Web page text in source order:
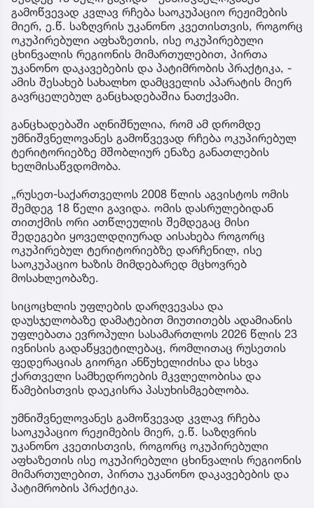
გამოწვევად კვლავ რჩება საოკუპაციო რეჟიმების
მიერ, ე.წ. საზღვრის უკანონო კვეთისთვის, როგორც
ოკუპირებული აფხაზეთის, ისე ოკუპირებული
ცხინვალის რეგიონის მიმართულებით, პირთა
უკანონო დაკავებების და პატიმრობის პრაქტიკა, -
ამის შესახებ სახალხო დამცველის აპარატის მიერ
გავრცელებულ განცხადებაშია ნათქვამი.
განცხადებაში აღნიშნულია, რომ ამ დრომდე
უმნიშვნელოვანეს გამოწვევად რჩება ოკუპირებულ
ტერიტორიებზე მშობლიურ ენაზე განათლების
ხელმისაწვდომობა.
„რუსეთ-საქართველოს 2008 წლის აგვისტოს ომის
შემდეგ 18 წელი გავიდა. ომის დასრულებიდან
თითქმის ორი ათწლეულის შემდეგაც მისი
შედეგები ყოველდღიურად აისახება როგორც
ოკუპირებულ ტერიტორიებზე დარჩენილ, ისე
საოკუპაციო ხაზის მიმდებარედ მცხოვრებ
მოსახლეობაზე.
სიცოცხლის უფლების დარღვევასა და
დაუსჯელობაზე დამატებით მიუთითებს ადამიანის
უფლებათა ევროპული სასამართლოს 2026 წლის 23
ივნისის გადაწყვეტილებაც, რომლითაც რუსეთის
ფედერაციას გიორგი ანწუხელიძისა და სხვა
ქართველი სამხედროების მკვლელობისა და
წამებისთვის დაეკისრა პასუხისმგებლობა.
უმნიშვნელოვანეს გამოწვევად კვლავ რჩება
საოკუპაციო რეჟიმების მიერ, ე.წ. საზღვრის
უკანონო კვეთისთვის, როგორც ოკუპირებული
აფხაზეთის ისე ოკუპირებული ცხინვალის რეგიონის
მიმართულებით, პირთა უკანონო დაკავებების და
პატიმრობის პრაქტიკა.